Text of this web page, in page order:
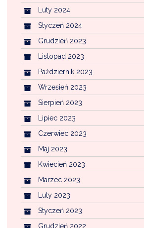
Luty 2024
Styczeń 2024
Grudzień 2023
Listopad 2023
Październik 2023
Wrzesień 2023
Sierpień 2023
Lipiec 2023
Czerwiec 2023
Maj 2023
Kwiecień 2023
Marzec 2023
Luty 2023
Styczeń 2023
Grudzień 2022